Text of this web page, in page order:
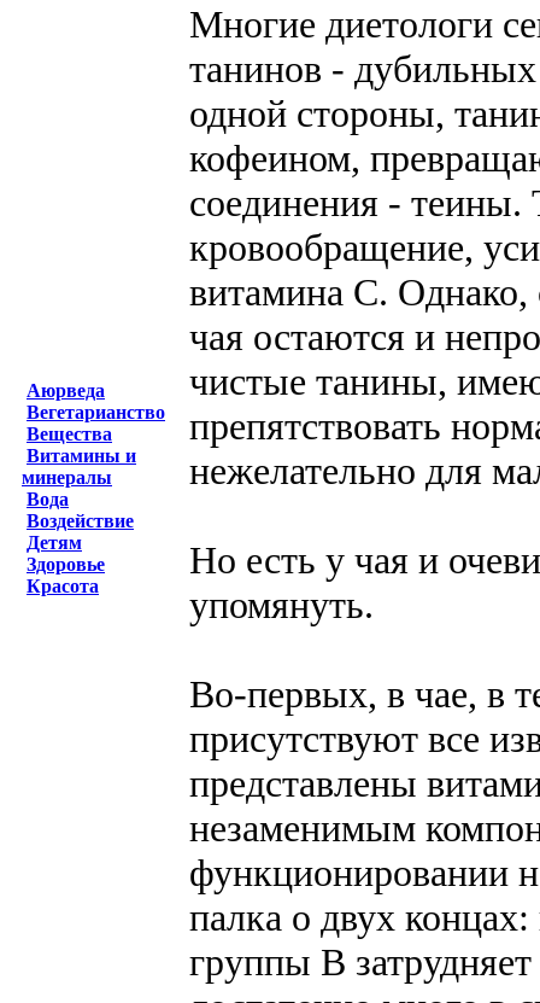
Аюрведа
Вегетарианство
Вещества
Витамины и
минералы
Вода
Воздействие
Детям
Здоровье
Красота
Многие диетологи
танинов -
одной стороны,
кофеином,
соединения -
кровообращение,
витамина С. Однако,
чая остаются и
чистые танины,
препятствовать
нежелательно для
Но есть у чая и
упомянуть.
Во-первых, в чае, в
присутствуют все
представлены
незаменимым
функционировании
палка о двух
группы В